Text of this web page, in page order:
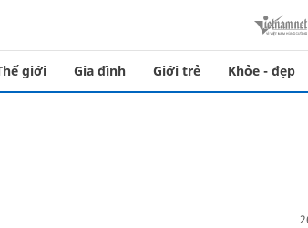
giới Gia đình Giới trẻ Khỏe - đẹp